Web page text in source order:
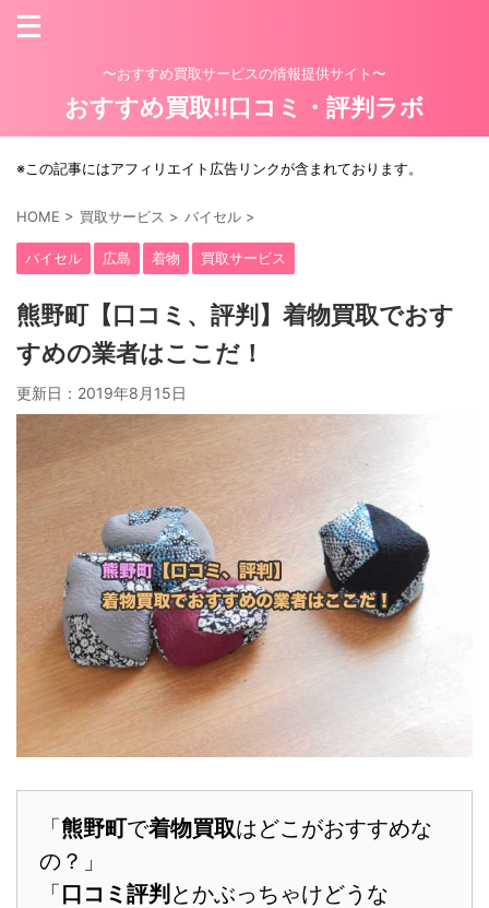
〜おすすめ買取サービスの情報提供サイト〜
おすすめ買取!!口コミ・評判ラボ
※この記事にはアフィリエイト広告リンクが含まれております。
HOME > 買取サービス > バイセル >
バイセル 広島 着物 買取サービス
熊野町【口コミ、評判】着物買取でおす
すめの業者はここだ！
更新日： 2019年8月15日
「熊野町で着物買取はどこがおすすめな
の？」
「口コミ評判 とかぶっちゃけどうな